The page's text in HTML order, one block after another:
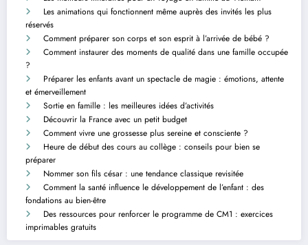
Les animations qui fonctionnent même auprès des invités les plus
réservés
Comment préparer son corps et son esprit à l’arrivée de bébé ?
Comment instaurer des moments de qualité dans une famille occupée
?
Préparer les enfants avant un spectacle de magie : émotions, attente
et émerveillement
Sortie en famille : les meilleures idées d’activités
Découvrir la France avec un petit budget
Comment vivre une grossesse plus sereine et consciente ?
Heure de début des cours au collège : conseils pour bien se
préparer
Nommer son fils césar : une tendance classique revisitée
Comment la santé influence le développement de l’enfant : des
fondations au bien-être
Des ressources pour renforcer le programme de CM1 : exercices
imprimables gratuits